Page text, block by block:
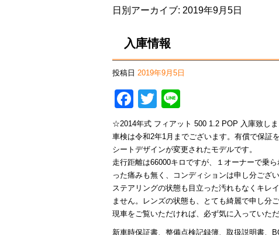
日別アーカイブ: 2019年9月5日
入庫情報
投稿日 2019年9月5日
Facebook
Twitter
☆2014年式 フィアット 500 1.2 POP 入庫致し
車検は令和2年1月までございます。有償で保証
シートデザインが変更されたモデルです。
走行距離は66000キロですが、１オーナーで乗
った痛みも無く、コンディションは申し分ござい
ステアリングの状態も目立った汚れもなくキレ
ません。レンズの状態も、とても綺麗で申し分ご
現車をご覧いただければ、必ず気に入っていただ
新車時保証書、整備点検記録簿、取扱説明書、